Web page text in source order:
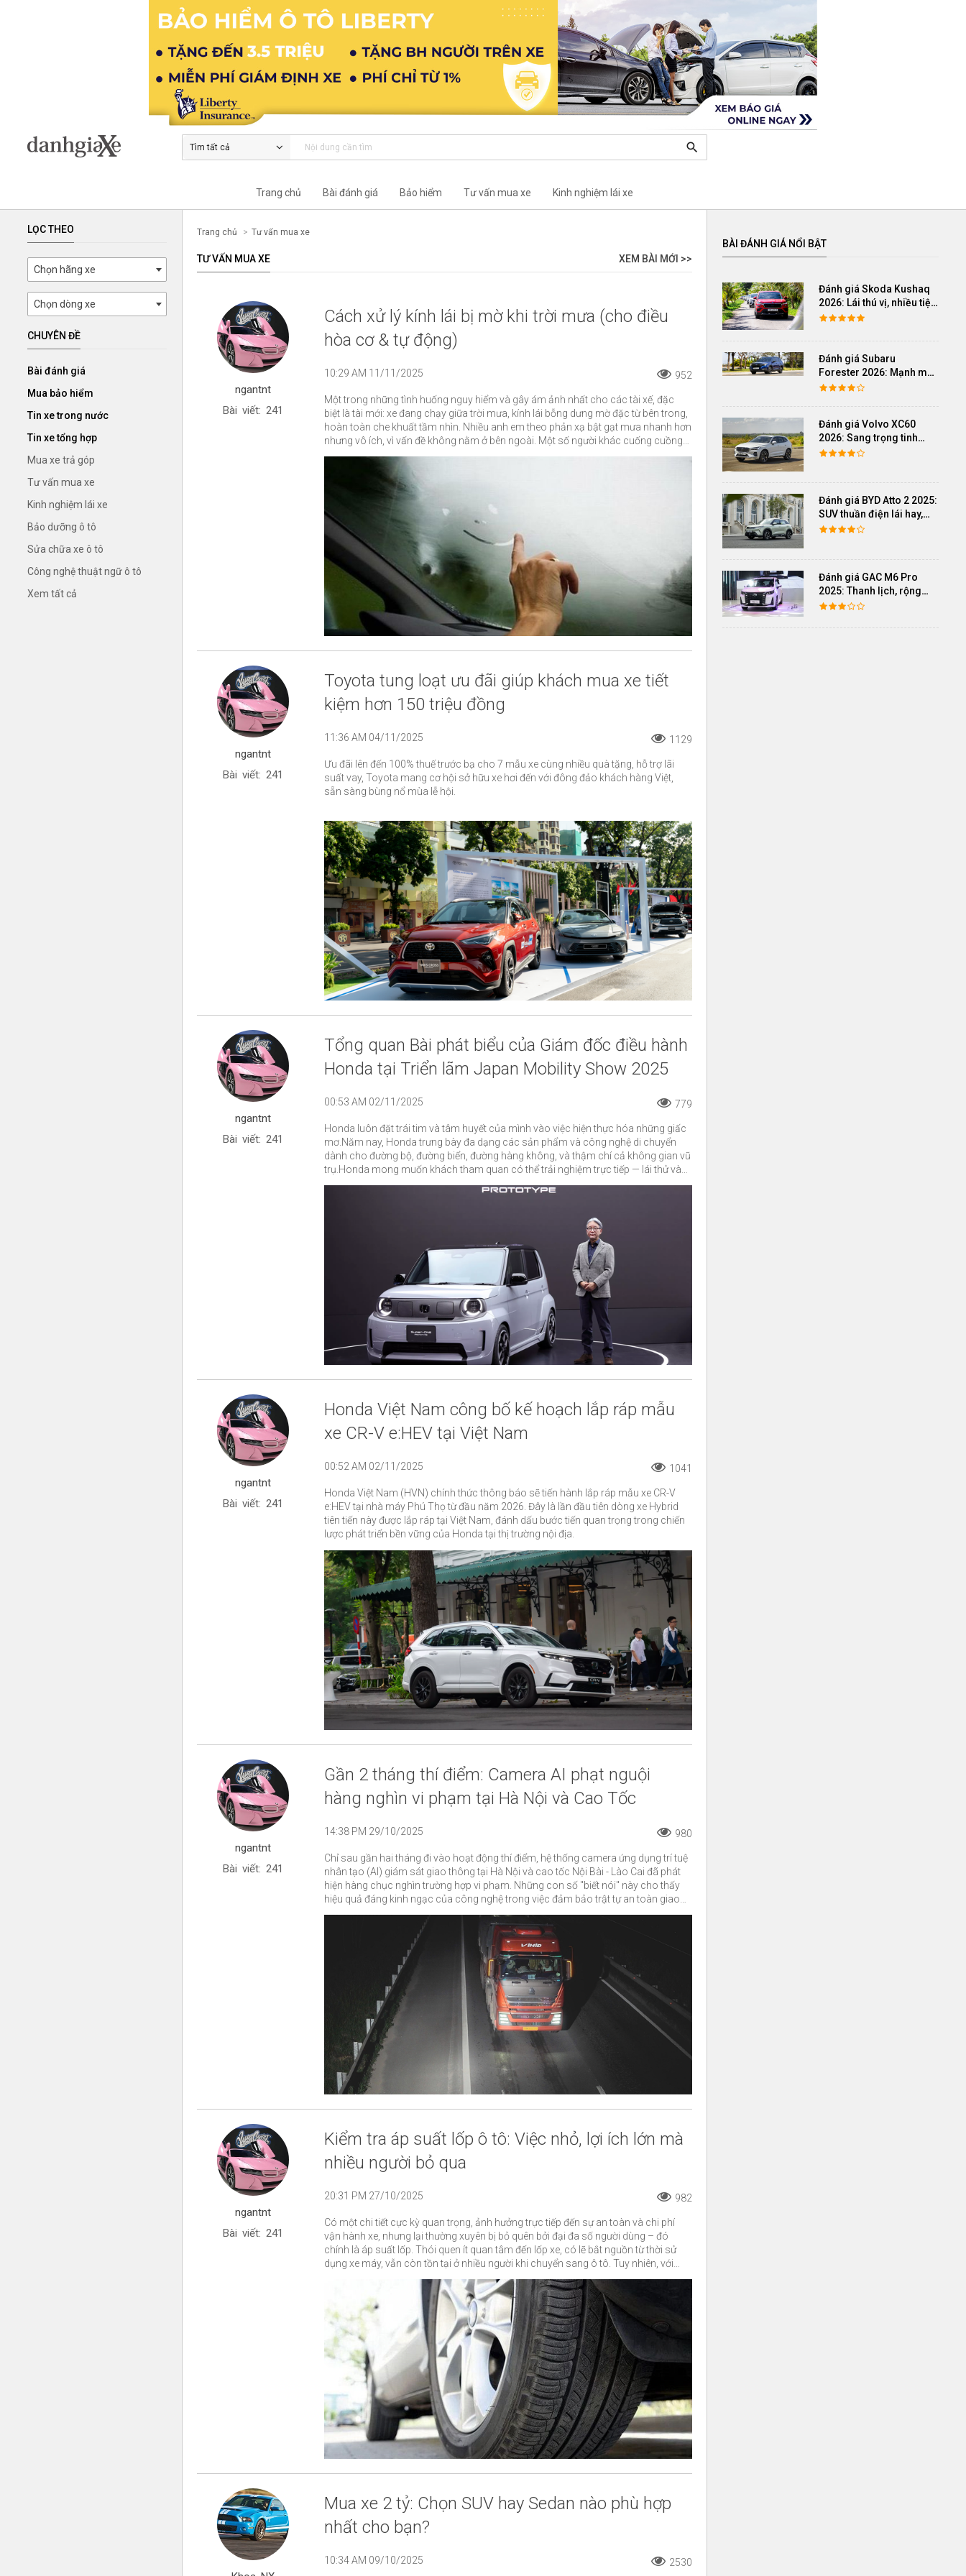
Tìm tất cả search
Trang chủ Bài đánh giá Bảo hiểm Tư vấn mua xe Kinh nghiệm lái xe
LỌC THEO
Chọn hãng xe
Chọn dòng xe
CHUYÊN ĐỀ
Bài đánh giá
Mua bảo hiểm
Tin xe trong nước
Tin xe tổng hợp
Mua xe trả góp
Tư vấn mua xe
Kinh nghiệm lái xe
Bảo dưỡng ô tô
Sửa chữa xe ô tô
Công nghệ thuật ngữ ô tô
Xem tất cả
Trang chủ Tư vấn mua xe
TƯ VẤN MUA XE XEM BÀI MỚI >>
ngantnt
Bài viết: 241
Cách xử lý kính lái bị mờ khi trời mưa (cho điều
hòa cơ & tự động)
10:29 AM 11/11/2025 952
Một trong những tình huống nguy hiểm và gây ám ảnh nhất cho các tài xế, đặc
biệt là tài mới: xe đang chạy giữa trời mưa, kính lái bỗng dưng mờ đặc từ bên trong,
hoàn toàn che khuất tầm nhìn. Nhiều anh em theo phản xạ bật gạt mưa nhanh hơn
nhưng vô ích, vì vấn đề không nằm ở bên ngoài. Một số người khác cuống cuồng
tăng nhiệt độ hoặc bấm nhầm nút sấy kính sau, càng làm tình hình tệ hơn.
ngantnt
Bài viết: 241
Toyota tung loạt ưu đãi giúp khách mua xe tiết
kiệm hơn 150 triệu đồng
11:36 AM 04/11/2025 1129
Ưu đãi lên đến 100% thuế trước bạ cho 7 mẫu xe cùng nhiều quà tặng, hỗ trợ lãi
suất vay, Toyota mang cơ hội sở hữu xe hơi đến với đông đảo khách hàng Việt,
sẵn sàng bùng nổ mùa lễ hội.
ngantnt
Bài viết: 241
Tổng quan Bài phát biểu của Giám đốc điều hành
Honda tại Triển lãm Japan Mobility Show 2025
00:53 AM 02/11/2025 779
Honda luôn đặt trái tim và tâm huyết của mình vào việc hiện thực hóa những giấc
mơ.Năm nay, Honda trưng bày đa dạng các sản phẩm và công nghệ di chuyển
dành cho đường bộ, đường biển, đường hàng không, và thậm chí cả không gian vũ
trụ.Honda mong muốn khách tham quan có thể trải nghiệm trực tiếp — lái thử và
chạm tay vào những sản phẩm trưng bày để cảm nhận sự phấn khích về tương lai
ngantnt
Bài viết: 241
Honda Việt Nam công bố kế hoạch lắp ráp mẫu
xe CR-V e:HEV tại Việt Nam
00:52 AM 02/11/2025 1041
Honda Việt Nam (HVN) chính thức thông báo sẽ tiến hành lắp ráp mẫu xe CR-V
e:HEV tại nhà máy Phú Thọ từ đầu năm 2026. Đây là lần đầu tiên dòng xe Hybrid
tiên tiến này được lắp ráp tại Việt Nam, đánh dấu bước tiến quan trọng trong chiến
lược phát triển bền vững của Honda tại thị trường nội địa.
ngantnt
Bài viết: 241
Gần 2 tháng thí điểm: Camera AI phạt nguội
hàng nghìn vi phạm tại Hà Nội và Cao Tốc
14:38 PM 29/10/2025 980
Chỉ sau gần hai tháng đi vào hoạt động thí điểm, hệ thống camera ứng dụng trí tuệ
nhân tạo (AI) giám sát giao thông tại Hà Nội và cao tốc Nội Bài - Lào Cai đã phát
hiện hàng chục nghìn trường hợp vi phạm. Những con số "biết nói" này cho thấy
hiệu quả đáng kinh ngạc của công nghệ trong việc đảm bảo trật tự an toàn giao
thông và nâng cao ý thức của người dân.
ngantnt
Bài viết: 241
Kiểm tra áp suất lốp ô tô: Việc nhỏ, lợi ích lớn mà
nhiều người bỏ qua
20:31 PM 27/10/2025 982
Có một chi tiết cực kỳ quan trọng, ảnh hưởng trực tiếp đến sự an toàn và chi phí
vận hành xe, nhưng lại thường xuyên bị bỏ quên bởi đại đa số người dùng – đó
chính là áp suất lốp. Thói quen ít quan tâm đến lốp xe, có lẽ bắt nguồn từ thời sử
dụng xe máy, vẫn còn tồn tại ở nhiều người khi chuyển sang ô tô. Tuy nhiên, với
một chiếc ô tô, việc duy trì áp suất lốp đúng chuẩn mang lại những lợi ích to lớn và
ngược lại, sự lơ là có thể dẫn đến những hậu quả khó lường.
Mua xe 2 tỷ: Chọn SUV hay Sedan nào phù hợp
nhất cho bạn?
10:34 AM 09/10/2025 2530
BÀI ĐÁNH GIÁ NỔI BẬT
Đánh giá Skoda Kushaq
2026: Lái thú vị, nhiều tiện
nghi, giá cạnh tranh
Đánh giá Subaru
Forester 2026: Mạnh mẽ,
êm ái đi cùng hệ thống
Đánh giá Volvo XC60
2026: Sang trọng tinh
giản, an toàn và đủ khác
Đánh giá BYD Atto 2 2025:
SUV thuần điện lái hay,
cách âm vượt trội
Đánh giá GAC M6 Pro
2025: Thanh lịch, rộng
rãi, đầy đủ tiện nghi, vận